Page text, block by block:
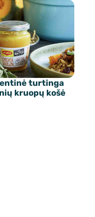
turtinga
kruopų košė